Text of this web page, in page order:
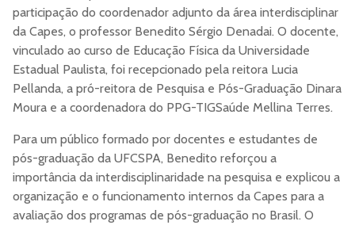
participação do coordenador adjunto da área interdisciplinar
da Capes, o professor Benedito Sérgio Denadai. O docente,
vinculado ao curso de Educação Física da Universidade
Estadual Paulista, foi recepcionado pela reitora Lucia
Pellanda, a pró-reitora de Pesquisa e Pós-Graduação Dinara
Moura e a coordenadora do PPG-TIGSaúde Mellina Terres.
Para um público formado por docentes e estudantes de
pós-graduação da UFCSPA, Benedito reforçou a
importância da interdisciplinaridade na pesquisa e explicou a
organização e o funcionamento internos da Capes para a
avaliação dos programas de pós-graduação no Brasil. O